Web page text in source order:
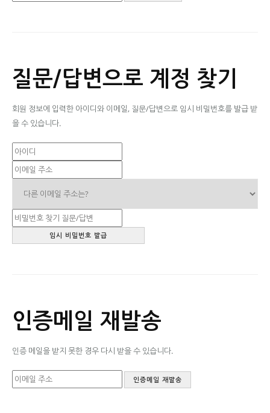
질문/답변으로 계정 찾기
회원 정보에 입력한 아이디와 이메일, 질문/답변으로 임시 비밀번호를 발급 받
을 수 있습니다.
인증메일 재발송
인증 메일을 받지 못한 경우 다시 받을 수 있습니다.